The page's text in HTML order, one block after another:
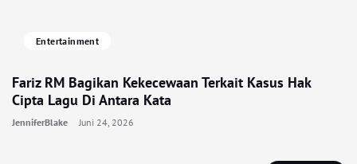
Entertainment
Fariz RM Bagikan Kekecewaan Terkait Kasus Hak
Cipta Lagu Di Antara Kata
JenniferBlake Juni 24, 2026